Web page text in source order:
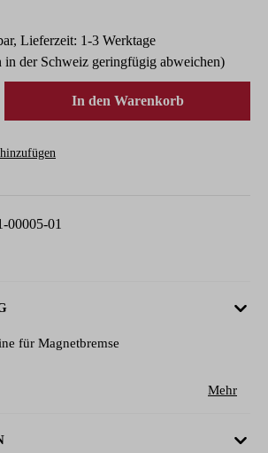
Lieferzeit: 1-3 Werktage
der Schweiz geringfügig abweichen)
Gib den gewünschten Wert
In den Warenkorb
00005-01
für Magnetbremse
Mehr